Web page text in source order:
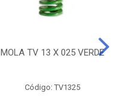
MOLA TV 13 X 025 VERDE
Código: TV1325